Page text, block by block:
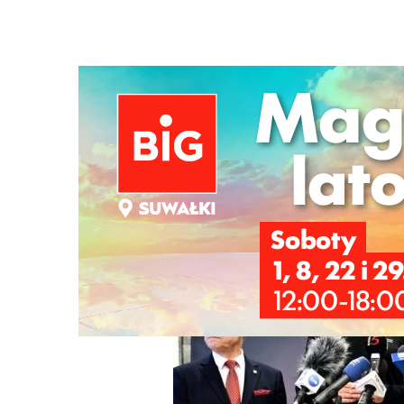
Ścieżka
nawigacyjna
Strona główna
Minister Sportu i
SPORT 14/01/2026 /3 Komentarzy
Minister Sportu i Turystyki w